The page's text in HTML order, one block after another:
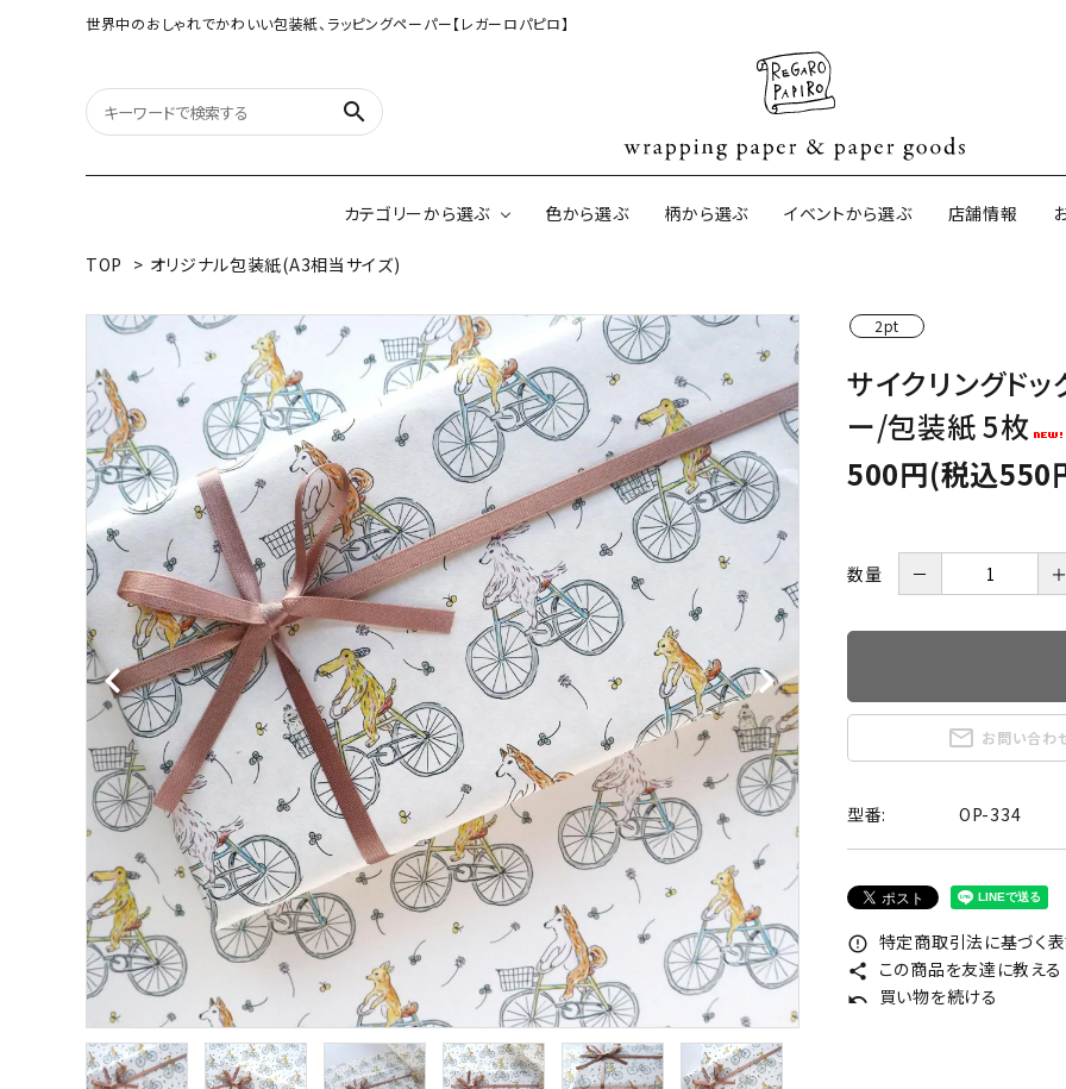
世界中のおしゃれでかわいい包装紙、ラッピングペーパー【レガーロパピロ】
search
カテゴリーから選ぶ
オリジナル包装紙
（A3相当サイズ）
【大判サイズ】オリジナル包装紙 和紙の包装紙(CAGWA paper)
サイズオー
ネパールの手漉き包装紙
インドのハンドプリントコットン
ペーパー
イギリスのモダン包装紙 イギリスの両
ボタニカルダブルサイド包装紙 韓国のデザインペーパー 日本のペーパーブランド ラッピング用リ
色から選ぶ 柄から選ぶ イベントから選ぶ 店舗情報
TOP > オリジナル包装紙(A3相当サイズ)
2pt
サイクリングド
ー/包装紙 5枚
500円(税込550
数量 － ＋
mail_outline お問い合わ
型番: OP-334
error_outline 特定商取引法に基づく
share この商品を友達に教える
undo 買い物を続ける